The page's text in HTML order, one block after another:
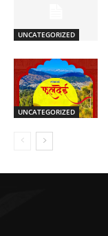
UNCATEGORIZED
UNCATEGORIZED